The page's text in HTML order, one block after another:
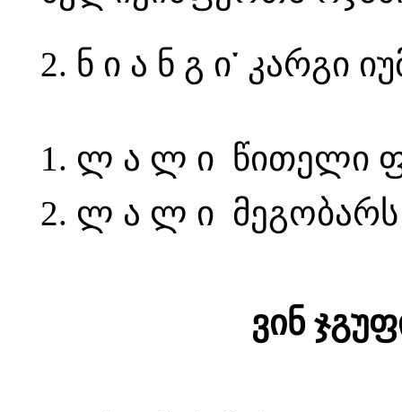
2. ნ ი ა ნ გ ი་ კარგი
1. ლ ა ლ ი წითელი
2. ლ ა ლ ი მეგობარს
ვინ